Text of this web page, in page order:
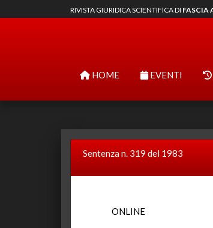
RIVISTA GIURIDICA SCIENTIFICA DI FASCIA
HOME EVENTI
Sentenza n. 319 del 1983
ONLINE